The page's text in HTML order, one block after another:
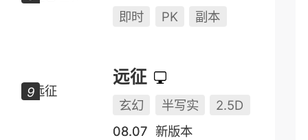
即时 PK 副本
远征
玄幻 半写实
2.5D
08.07 新版本